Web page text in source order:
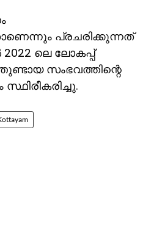
പ്രചരിക്കുന്നത്
ലെ ലോകപ്പ്
സംഭവത്തിന്റെ